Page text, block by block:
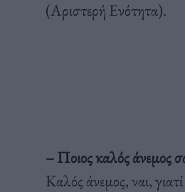
(Αριστερή Ενότητα).
– Ποιος καλός άνεμος
Καλός άνεμος, ναι,